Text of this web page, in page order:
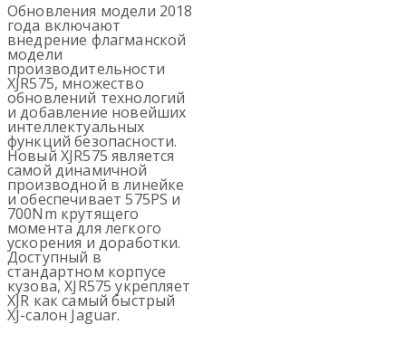
Обновления модели 2018
года включают
внедрение флагманской
модели
производительности
XJR575, множество
обновлений технологий
и добавление новейших
интеллектуальных
функций безопасности.
Новый XJR575 является
самой динамичной
производной в линейке
и обеспечивает 575PS и
700Nm крутящего
момента для легкого
ускорения и доработки.
Доступный в
стандартном корпусе
кузова, XJR575 укрепляет
XJR как самый быстрый
XJ-салон Jaguar.